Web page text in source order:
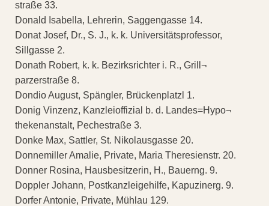
straße 33.
Donald Isabella, Lehrerin, Saggengasse 14.
Donat Josef, Dr., S. J., k. k. Universitätsprofessor,
Sillgasse 2.
Donath Robert, k. k. Bezirksrichter i. R., Grill¬
parzerstraße 8.
Dondio August, Spängler, Brückenplatzl 1.
Donig Vinzenz, Kanzleioffizial b. d. Landes=Hypo¬
thekenanstalt, Pechestraße 3.
Donke Max, Sattler, St. Nikolausgasse 20.
Donnemiller Amalie, Private, Maria Theresienstr. 20.
Donner Rosina, Hausbesitzerin, H., Bauerng. 9.
Doppler Johann, Postkanzleigehilfe, Kapuzinerg. 9.
Dorfer Antonie, Private, Mühlau 129.